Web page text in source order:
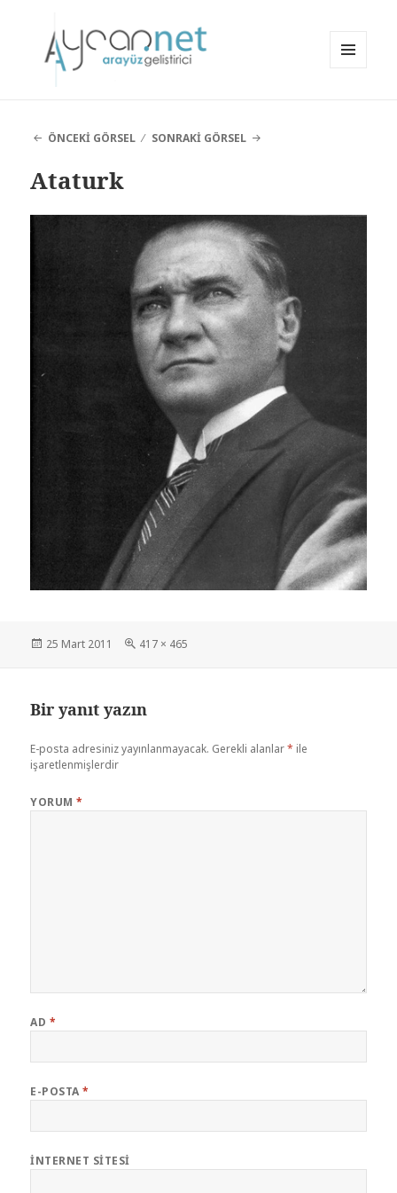
ÖNCEKI GÖRSEL SONRAKI GÖRSEL
Ataturk
Yayın
25 Mart 2011
Tam
417 × 465
Bir yanıt yazın
E-posta adresiniz yayınlanmayacak. Gerekli alanlar* ile
işaretlenmişlerdir
YORUM*
AD *
E-POSTA*
İNTERNET SITESI